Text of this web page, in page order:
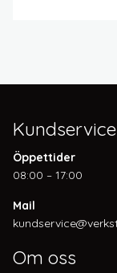
Kundservice
Öppettider
08:00 – 17:00
Mail
Om oss